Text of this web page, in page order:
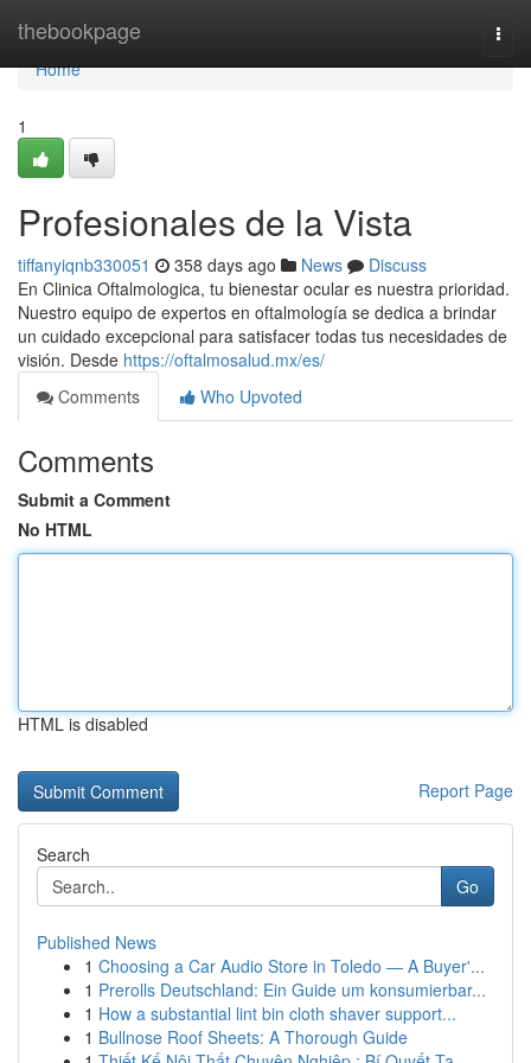
thebookpage
Home
Home
1
Profesionales de la Vista
tiffanyiqnb330051 358 days ago News
Discuss
En Clinica Oftalmologica, tu bienestar ocular es nuestra prioridad.
Nuestro equipo de expertos en oftalmología se dedica a brindar
un cuidado excepcional para satisfacer todas tus necesidades de
visión. Desde https://oftalmosalud.mx/es/
Comments
Who Upvoted
Comments
Submit a Comment
No HTML
HTML is disabled
Report Page
Search
Go
Published News
1 Choosing a Car Audio Store in Toledo — A Buyer'...
1 Prerolls Deutschland: Ein Guide um konsumierbar...
1 How a substantial lint bin cloth shaver support...
1 Bullnose Roof Sheets: A Thorough Guide